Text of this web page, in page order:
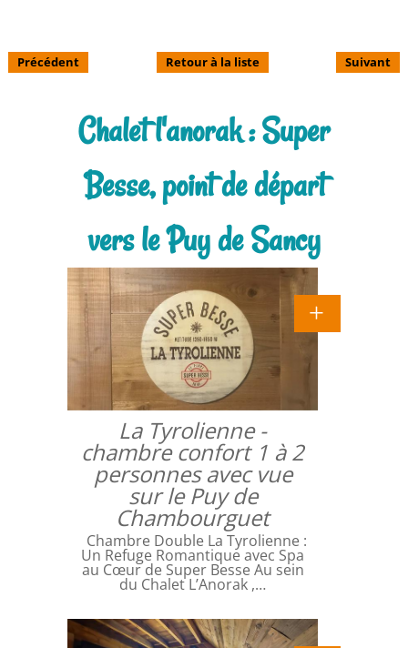
Précédent Retour à la liste Suivant
Chalet l'anorak : Super
Besse, point de départ
vers le Puy de Sancy
La Tyrolienne -
chambre confort 1 à 2
personnes avec vue
sur le Puy de
Chambourguet
Chambre Double La Tyrolienne :
Un Refuge Romantique avec Spa
au Cœur de Super Besse Au sein
du Chalet L’Anorak ,…